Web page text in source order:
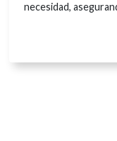
necesidad,